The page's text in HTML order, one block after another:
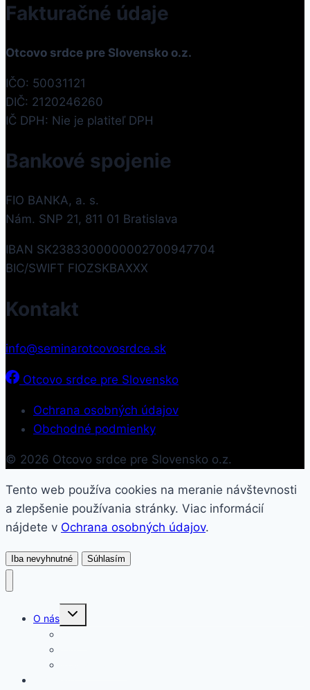
Fakturačné údaje
Otcovo srdce pre Slovensko o.z.
IČO: 50031121
DIČ: 2120246260
IČ DPH: Nie je platiteľ DPH
Bankové spojenie
FIO BANKA, a. s.
Nám. SNP 21, 811 01 Bratislava
IBAN SK2383300000002700947704
BIC/SWIFT FIOZSKBAXXX
Kontakt
info@seminarotcovosrdce.sk
Otcovo srdce pre Slovensko
Ochrana osobných údajov
Obchodné podmienky
© 2026 Otcovo srdce pre Slovensko o.z.
Tento web používa cookies na meranie návštevnosti
a zlepšenie používania stránky. Viac informácií
nájdete v Ochrana osobných údajov.
Iba nevyhnutné Súhlasím
O nás
Toggle